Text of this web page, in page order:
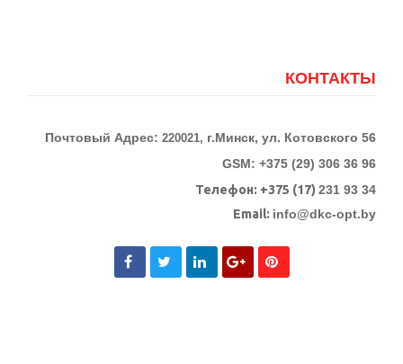
КОНТАКТЫ
Почтовый Адрес: 220021, г.Минск, ул. Котовского 56
GSM: +375 (29) 306 36 96
Телефон: +375 (17) 231 93 34
Email: info@dkc-opt.by